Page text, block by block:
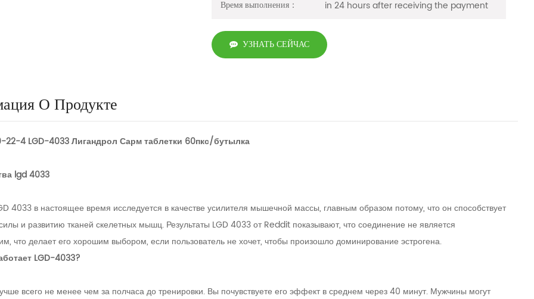
Время выполнения： in 24 hours after receiving the payment
УЗНАТЬ СЕЙЧАС
О Продукте
22-4 LGD-4033 Лигандрол Сарм таблетки 60пкс/бутылка
lgd 4033
4033 в настоящее время исследуется в качестве усилителя мышечной массы, главным образом потому, что он способствует
и развитию тканей скелетных мышц. Результаты LGD 4033 от Reddit показывают, что соединение не является
что делает его хорошим выбором, если пользователь не хочет, чтобы произошло доминирование эстрогена.
LGD-4033?
всего не менее чем за полчаса до тренировки. Вы почувствуете его эффект в среднем через 40 минут. Мужчины могут